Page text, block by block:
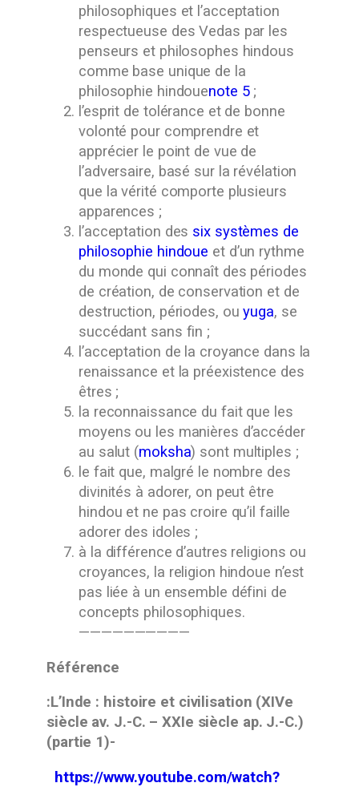
philosophiques et l’acceptation
respectueuse des Vedas par les
penseurs et philosophes hindous
comme base unique de la
philosophie hindouenote 5;
l’esprit de tolérance et de bonne
volonté pour comprendre et
apprécier le point de vue de
l’adversaire, basé sur la révélation
que la vérité comporte plusieurs
apparences ;
l’acceptation des six systèmes de
philosophie hindoue et d’un rythme
du monde qui connaît des périodes
de création, de conservation et de
destruction, périodes, ouyuga, se
succédant sans fin ;
l’acceptation de la croyance dans la
renaissance et la préexistence des
êtres ;
la reconnaissance du fait que les
moyens ou les manières d’accéder
au salut (moksha) sont multiples ;
le fait que, malgré le nombre des
divinités à adorer, on peut être
hindou et ne pas croire qu’il faille
adorer des idoles ;
à la différence d’autres religions ou
croyances, la religion hindoue n’est
pas liée à un ensemble défini de
concepts philosophiques.
——————————
Référence
:L’Inde : histoire et civilisation (XIVe
siècle av. J.-C. – XXIe siècle ap. J.-C.)
(partie 1)-
https://www.youtube.com/watch?